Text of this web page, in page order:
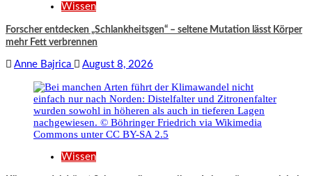
Wissen
Forscher entdecken „Schlankheitsgen“ – seltene Mutation lässt Körper
mehr Fett verbrennen
Anne Bajrica August 8, 2026
Wissen